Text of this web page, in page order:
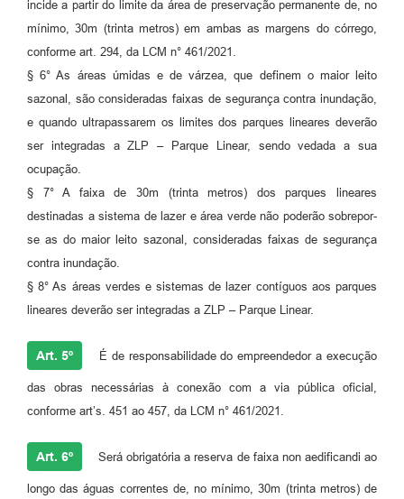
incide a partir do limite da área de preservação permanente de, no
mínimo, 30m (trinta metros) em ambas as margens do córrego,
conforme art. 294, da LCM n° 461/2021.
§ 6° As áreas úmidas e de várzea, que definem o maior leito
sazonal, são consideradas faixas de segurança contra inundação,
e quando ultrapassarem os limites dos parques lineares deverão
ser integradas a ZLP – Parque Linear, sendo vedada a sua
ocupação.
§ 7° A faixa de 30m (trinta metros) dos parques lineares
destinadas a sistema de lazer e área verde não poderão sobrepor-
se as do maior leito sazonal, consideradas faixas de segurança
contra inundação.
§ 8° As áreas verdes e sistemas de lazer contíguos aos parques
lineares deverão ser integradas a ZLP – Parque Linear.
Art. 5º É de responsabilidade do empreendedor a execução
das obras necessárias à conexão com a via pública oficial,
conforme art’s. 451 ao 457, da LCM n° 461/2021.
Art. 6º Será obrigatória a reserva de faixa non aedificandi ao
longo das águas correntes de, no mínimo, 30m (trinta metros) de